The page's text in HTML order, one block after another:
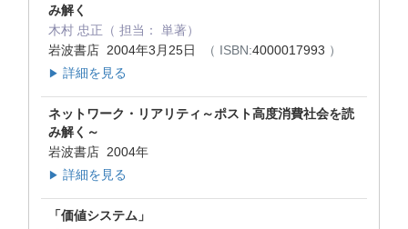
み解く
木村 忠正（ 担当： 単著）
岩波書店 2004年3月25日
（ ISBN:4000017993 ）
▶ 詳細を見る
ネットワーク・リアリティ～ポスト高度消費社会を読
み解く～
岩波書店 2004年
▶ 詳細を見る
「価値システム」